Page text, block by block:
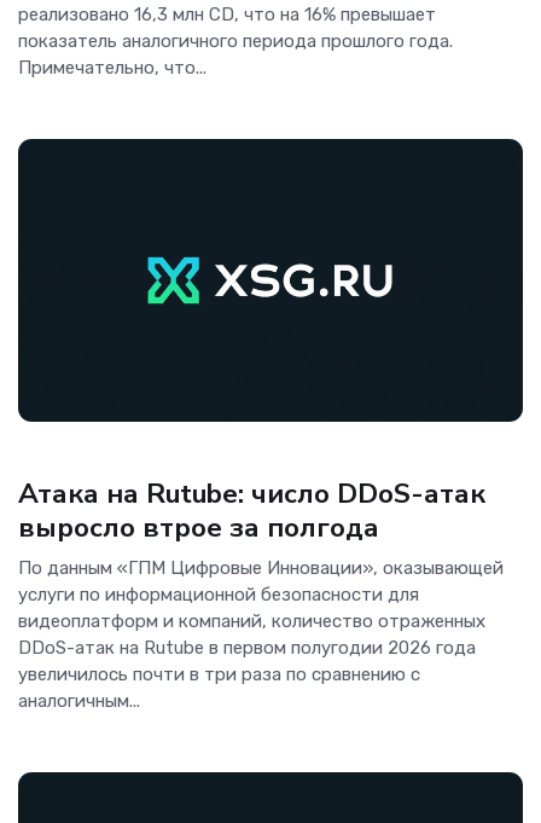
реализовано 16,3 млн CD, что на 16% превышает
показатель аналогичного периода прошлого года.
Примечательно, что...
Атака на Rutube: число DDoS-атак
выросло втрое за полгода
По данным «ГПМ Цифровые Инновации», оказывающей
услуги по информационной безопасности для
видеоплатформ и компаний, количество отраженных
DDoS-атак на Rutube в первом полугодии 2026 года
увеличилось почти в три раза по сравнению с
аналогичным...